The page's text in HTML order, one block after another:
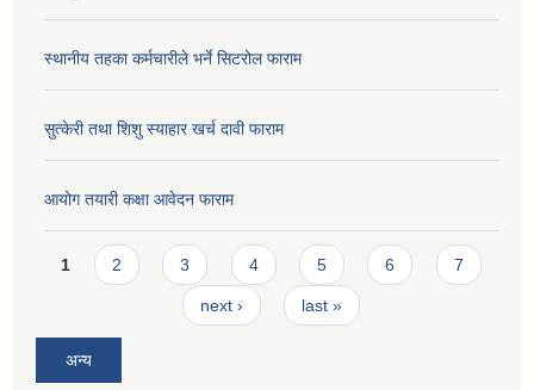
स्थानीय तहका कर्मचारीले भर्ने सिटरोल फाराम
सुत्केरी तथा शिशु स्याहार खर्च दावी फाराम
आयोग तयारी कक्षा आवेदन फाराम
Pages
1 2 3 4 5 6 7
next › last »
अन्य